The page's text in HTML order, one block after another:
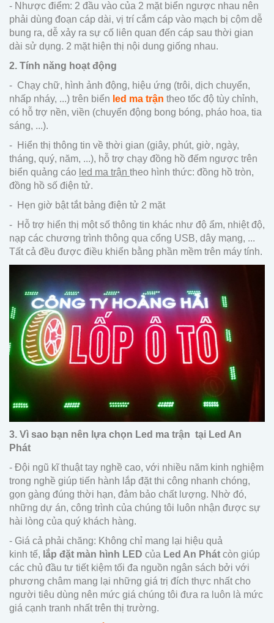
- Nhược điểm: 2 đầu vào của 2 mặt biển ngược nhau nên
phải dùng đoạn cáp dài, vị trí cắm cáp vào mạch bị cộm dễ
bung ra, dễ xảy ra sự cố liên quan đến cáp sau thời gian
dài sử dụng. 2 mặt hiện thị nội dung giống nhau.
2. Tính năng hoạt động
- Chạy chữ, hình ảnh động, hiệu ứng (trôi, dịch chuyển,
nhấp nháy, ...) trên biển led ma trận theo tốc độ tùy chỉnh,
có hỗ trợ nền, viền (chuyển động bong bóng, pháo hoa, tia
sáng, ...).
- Hiển thị thông tin về thời gian (giây, phút, giờ, ngày,
tháng, quý, năm, ...), hỗ trợ chạy đồng hồ đếm ngược trên
biển quảng cáo led ma trận theo hình thức: đồng hồ tròn,
đồng hồ số điện tử.
- Hẹn giờ bật tắt bảng điện tử 2 mặt
- Hỗ trợ hiển thị một số thông tin khác như độ ẩm, nhiệt độ,
nạp các chương trình thông qua cổng USB, dây mạng, ...
Tất cả đều được điều khiển bằng phần mềm trên máy tính.
3. Vì sao bạn nên lựa chọn Led ma trận tại Led An
Phát
- Đội ngũ kĩ thuật tay nghề cao, với nhiều năm kinh nghiệm
trong nghề giúp tiến hành lắp đặt thi công nhanh chóng,
gọn gàng đúng thời hạn, đảm bảo chất lượng. Nhờ đó,
những dự án, công trình của chúng tôi luôn nhận được sự
hài lòng của quý khách hàng.
- Giá cả phải chăng: Không chỉ mang lại hiệu quả
kinh tế, lắp đặt màn hình LED của Led An Phát còn giúp
các chủ đầu tư tiết kiệm tối đa nguồn ngân sách bởi với
phương châm mang lại những giá trị đích thực nhất cho
người tiêu dùng nên mức giá chúng tôi đưa ra luôn là mức
giá cạnh tranh nhất trên thị trường.